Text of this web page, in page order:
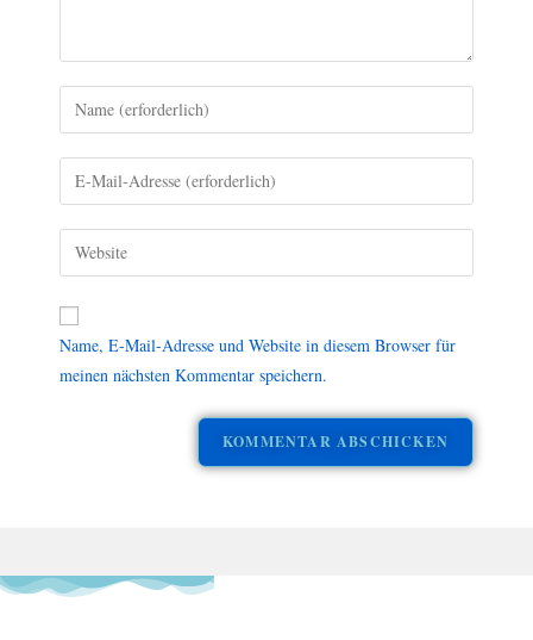
Name, E-Mail-Adresse und Website in diesem Browser für
meinen nächsten Kommentar speichern.